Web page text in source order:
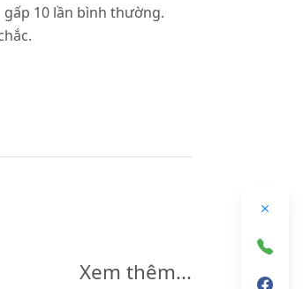
10 lần bình thường.
Xem thêm...